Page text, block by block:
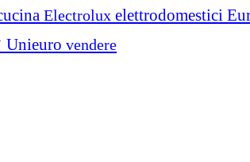
Electrolux elettrodomestici
Unieuro vendere